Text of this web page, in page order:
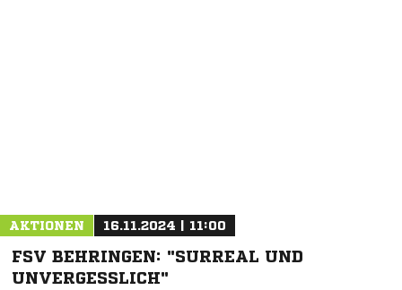
AKTIONEN 16.11.2024 | 11:00
FSV BEHRINGEN: "SURREAL UND
UNVERGESSLICH"